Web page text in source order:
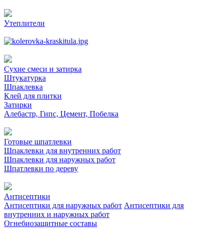
Утеплители
Сухие смеси и затирка
Штукатурка
Шпаклевка
Клей для плитки
Затирки
Алебастр, Гипс, Цемент, Побелка
Готовые шпатлевки
Шпаклевки для внутренних работ
Шпаклевки для наружных работ
Шпатлевки по дереву
Антисептики
Антисептики для наружных работ Антисептики для
внутренних и наружных работ
Огнебиозащитные составы